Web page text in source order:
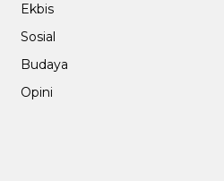
Ekbis
Sosial
Budaya
Opini